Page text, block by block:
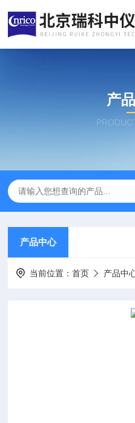
产
产品中心
当前位置：首页 产品中